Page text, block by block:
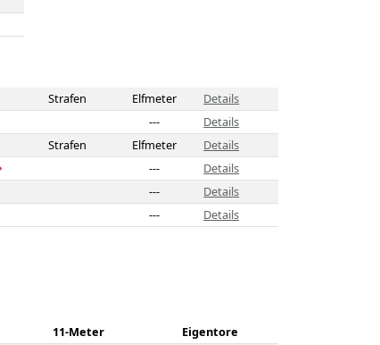
Strafen Elfmeter
Details
---
Details
Strafen Elfmeter
Details
---
Details
---
Details
--- Details
11-Meter
Eigentore